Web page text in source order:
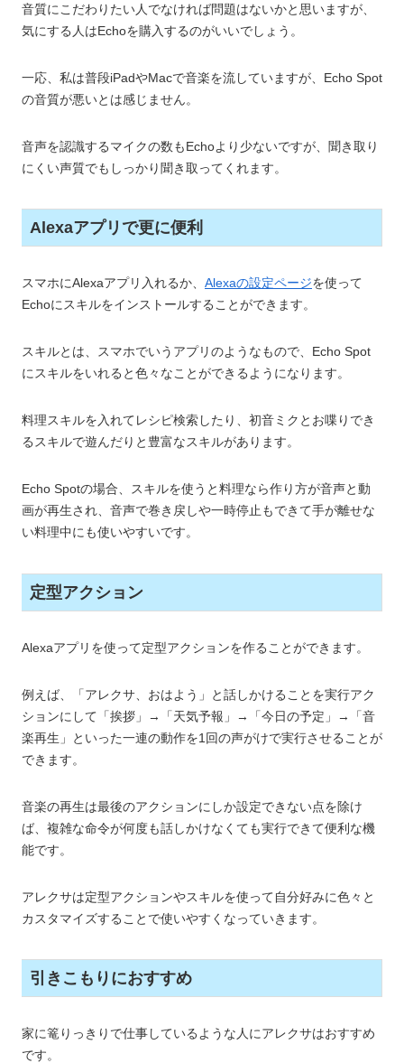
音質にこだわりたい人でなければ問題はないかと思いますが、
気にする人はEchoを購入するのがいいでしょう。
一応、私は普段iPadやMacで音楽を流していますが、Echo Spot
の音質が悪いとは感じません。
音声を認識するマイクの数もEchoより少ないですが、聞き取り
にくい声質でもしっかり聞き取ってくれます。
Alexaアプリで更に便利
スマホにAlexaアプリ入れるか、 Alexaの設定ページを使って
Echoにスキルをインストールすることができます。
スキルとは、スマホでいうアプリのようなもので、Echo Spot
にスキルをいれると色々なことができるようになります。
料理スキルを入れてレシピ検索したり、初音ミクとお喋りでき
るスキルで遊んだりと豊富なスキルがあります。
Echo Spotの場合、スキルを使うと料理なら作り方が音声と動
画が再生され、音声で巻き戻しや一時停止もできて手が離せな
い料理中にも使いやすいです。
定型アクション
Alexaアプリを使って定型アクションを作ることができます。
例えば、「アレクサ、おはよう」と話しかけることを実行アク
ションにして「挨拶」→「天気予報」→「今日の予定」→「音
楽再生」といった一連の動作を1回の声がけで実行させることが
できます。
音楽の再生は最後のアクションにしか設定できない点を除け
ば、複雑な命令が何度も話しかけなくても実行できて便利な機
能です。
アレクサは定型アクションやスキルを使って自分好みに色々と
カスタマイズすることで使いやすくなっていきます。
引きこもりにおすすめ
家に篭りっきりで仕事しているような人にアレクサはおすすめ
です。